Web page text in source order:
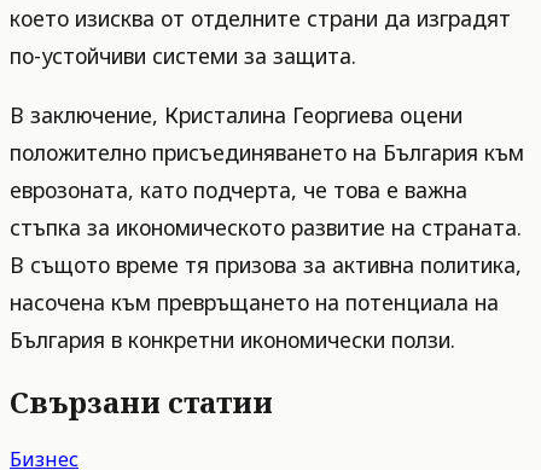
което изисква от отделните страни да изградят
по-устойчиви системи за защита.
В заключение, Кристалина Георгиева оцени
положително присъединяването на България към
еврозоната, като подчерта, че това е важна
стъпка за икономическото развитие на страната.
В същото време тя призова за активна политика,
насочена към превръщането на потенциала на
България в конкретни икономически ползи.
Свързани статии
Бизнес